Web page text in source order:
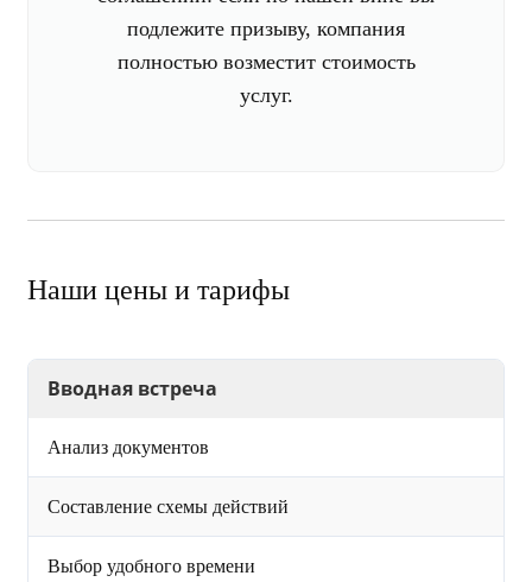
подлежите призыву, компания
полностью возместит стоимость
услуг.
Наши цены и тарифы
Вводная встреча
Анализ документов
Составление схемы действий
Выбор удобного времени